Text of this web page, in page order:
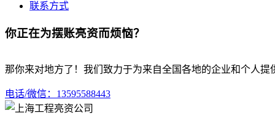
联系方式
你正在为摆账亮资而烦恼？
那你来对地方了！我们致力于为来自全国各地的企业和个人提
电话/微信：13595588443